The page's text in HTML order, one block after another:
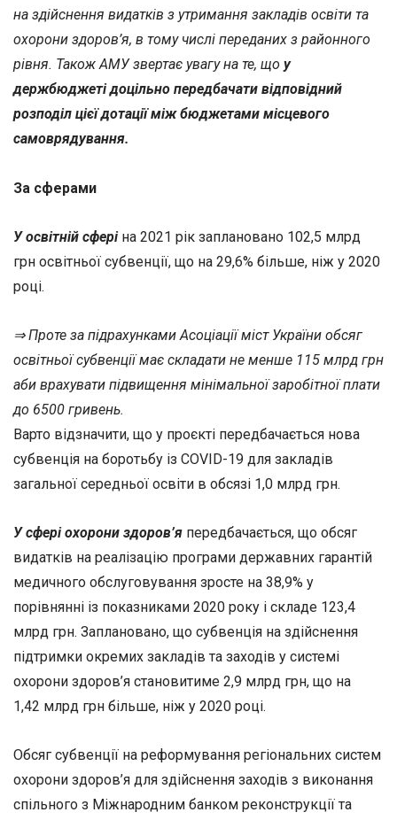
на здійснення видатків з утримання закладів освіти та
охорони здоров’я, в тому числі переданих з районного
рівня. Також АМУ звертає увагу на те, що у
держбюджеті доцільно передбачати відповідний
розподіл цієї дотації між бюджетами місцевого
самоврядування.
За сферами
У освітній сферіна 2021 рік заплановано 102,5 млрд
грн освітньої субвенції, що на 29,6% більше, ніж у 2020
році.
⇒ Проте за підрахунками Асоціації міст України обсяг
освітньої субвенції має складати не менше 115 млрд грн
аби врахувати підвищення мінімальної заробітної плати
до 6500 гривень.
Варто відзначити, що у проєкті передбачається нова
субвенція на боротьбу із СOVID-19 для закладів
загальної середньої освіти в обсязі 1,0 млрд грн.
У сфері охорони здоров’я передбачається, що обсяг
видатків на реалізацію програми державних гарантій
медичного обслуговування зросте на 38,9% у
порівнянні із показниками 2020 року і складе 123,4
млрд грн. Заплановано, що субвенція на здійснення
підтримки окремих закладів та заходів у системі
охорони здоров’я становитиме 2,9 млрд грн, що на
1,42 млрд грн більше, ніж у 2020 році.
Обсяг субвенції на реформування регіональних систем
охорони здоров’я для здійснення заходів з виконання
спільного з Міжнародним банком реконструкції та